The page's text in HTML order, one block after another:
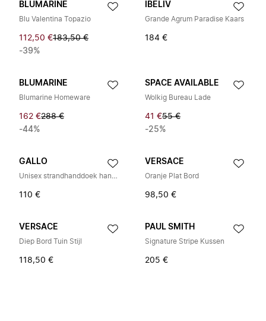
BLUMARINE
Blu Valentina Topazio
112,50 €183,50 €
-39%
IBELIV
Grande Agrum Paradise Kaars
184 €
BLUMARINE
Blumarine Homeware
162 €288 €
-44%
SPACE AVAILABLE
Wolkig Bureau Lade
41 €55 €
-25%
GALLO
Unisex strandhanddoek handgemaakt in Italië van zacht katoenen badstof
110 €
VERSACE
Oranje Plat Bord
98,50 €
VERSACE
Diep Bord Tuin Stijl
118,50 €
PAUL SMITH
Signature Stripe Kussen
205 €